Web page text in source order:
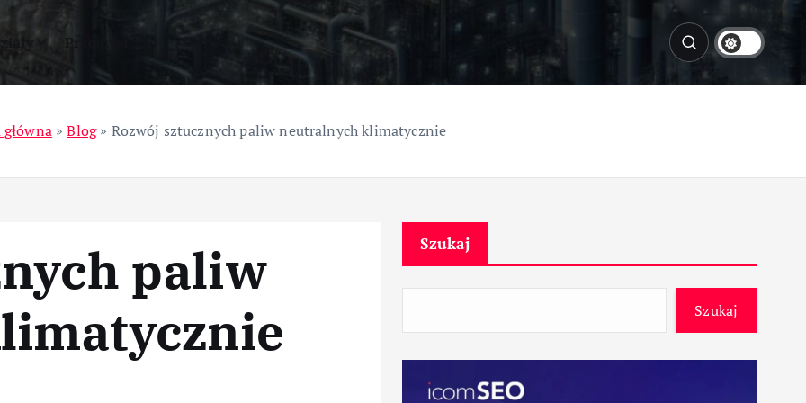
Przemysł
»Blog» Rozwój sztucznych paliw neutralnych klimatycznie
paliw
Szukaj
Szukaj